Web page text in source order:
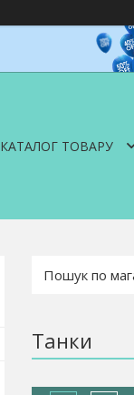
КАТАЛОГ ТОВАРУ
Танки